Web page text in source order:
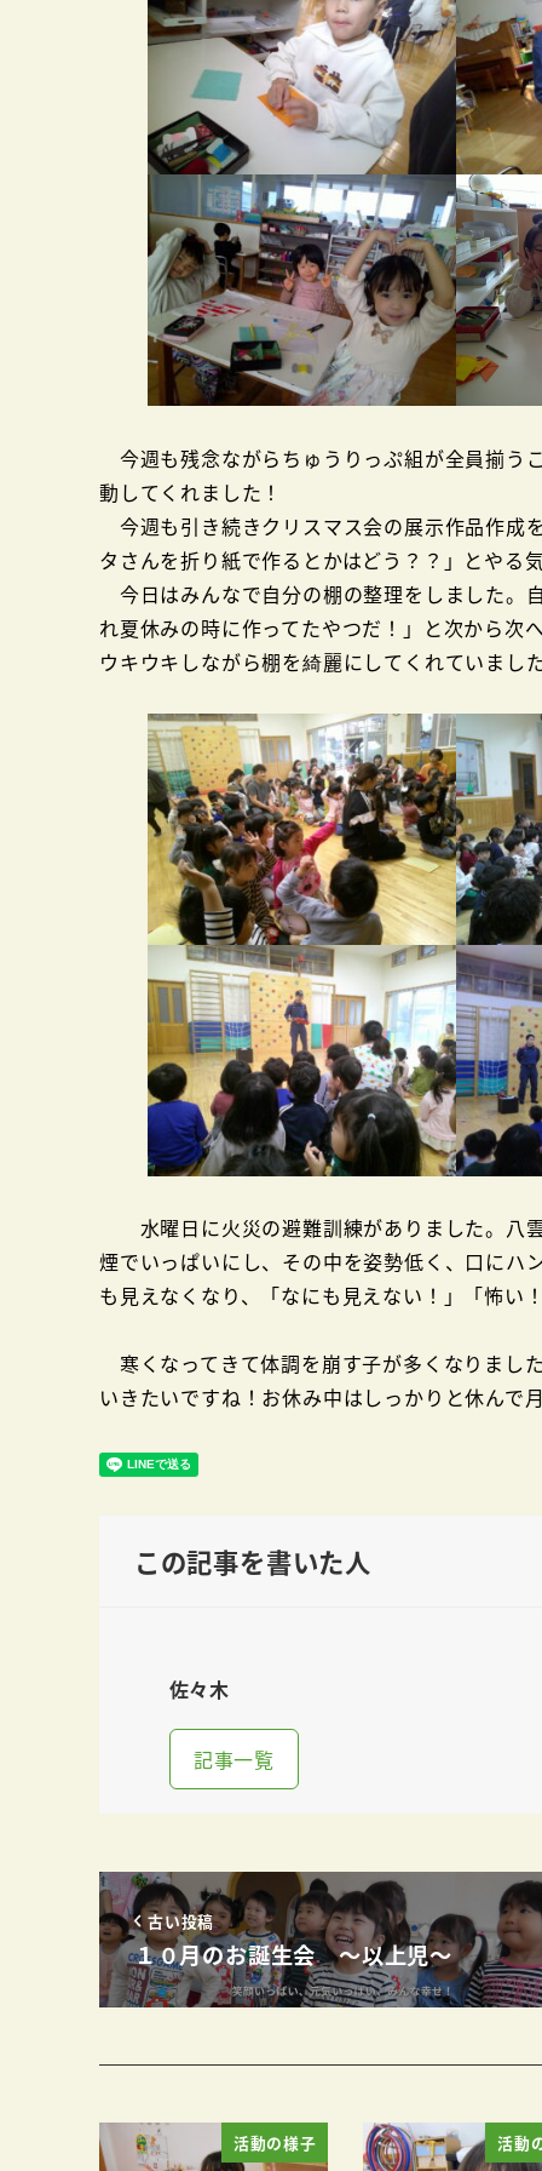
今週も残念ながらちゅうりっぷ組が全員揃う
動してくれました！
今週も引き続きクリスマス会の展示作品作成
タさんを折り紙で作るとかはどう？？」とやる
今日はみんなで自分の棚の整理をしました。
れ夏休みの時に作ってたやつだ！」と次から次
ウキウキしながら棚を綺麗にしてくれていまし
水曜日に火災の避難訓練がありました。八
煙でいっぱいにし、その中を姿勢低く、口にハ
も見えなくなり、「なにも見えない！」「怖い
寒くなってきて体調を崩す子が多くなりまし
いきたいですね！お休み中はしっかりと休んで
この記事を書いた人
佐々木
記事一覧
古い投稿
１０月のお誕生会 ～以上児～
活動の様子 活動